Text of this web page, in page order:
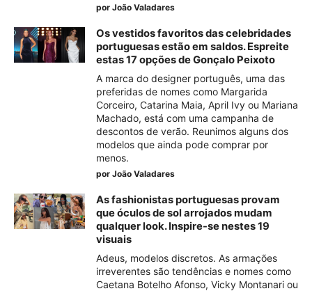
por João Valadares
Os vestidos favoritos das celebridades
portuguesas estão em saldos. Espreite
estas 17 opções de Gonçalo Peixoto
A marca do designer português, uma das
preferidas de nomes como Margarida
Corceiro, Catarina Maia, April Ivy ou Mariana
Machado, está com uma campanha de
descontos de verão. Reunimos alguns dos
modelos que ainda pode comprar por
menos.
por João Valadares
As fashionistas portuguesas provam
que óculos de sol arrojados mudam
qualquer look. Inspire-se nestes 19
visuais
Adeus, modelos discretos. As armações
irreverentes são tendências e nomes como
Caetana Botelho Afonso, Vicky Montanari ou